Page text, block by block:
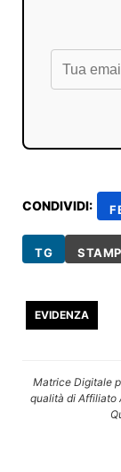
CONDIVIDI:
TG
EVIDENZA
Matrice Digitale
qualità di Affiliato